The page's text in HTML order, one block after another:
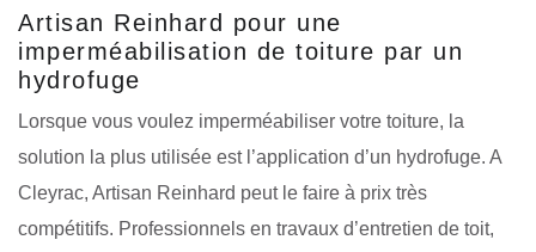
Artisan Reinhard pour une
imperméabilisation de toiture par un
hydrofuge
Lorsque vous voulez imperméabiliser votre toiture, la
solution la plus utilisée est l’application d’un hydrofuge. A
Cleyrac, Artisan Reinhard peut le faire à prix très
compétitifs. Professionnels en travaux d’entretien de toit,